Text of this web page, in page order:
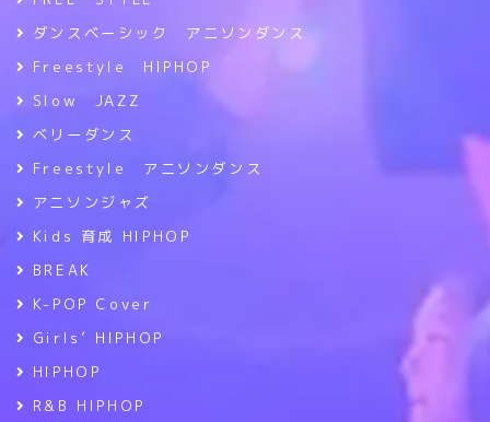
ダンスベーシック アニソンダンス
Freestyle HIPHOP
Slow JAZZ
ベリーダンス
Freestyle アニソンダンス
アニソンジャズ
Kids 育成 HIPHOP
BREAK
K-POP Cover
Girls’ HIPHOP
HIPHOP
R&B HIPHOP